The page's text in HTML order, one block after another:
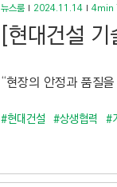
뉴스룸 2024.11.14 4min
[현대건설
“현장의 안정과 품질
#현대건설 #상생협력 #